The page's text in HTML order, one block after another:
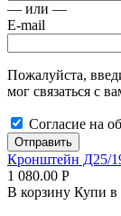
— или —
E-mail
Пожалуйста,
мог связаться с
Согласие на
Отправить
Кронштейн Д25/
1 080.00 Р
В корзину Купи в